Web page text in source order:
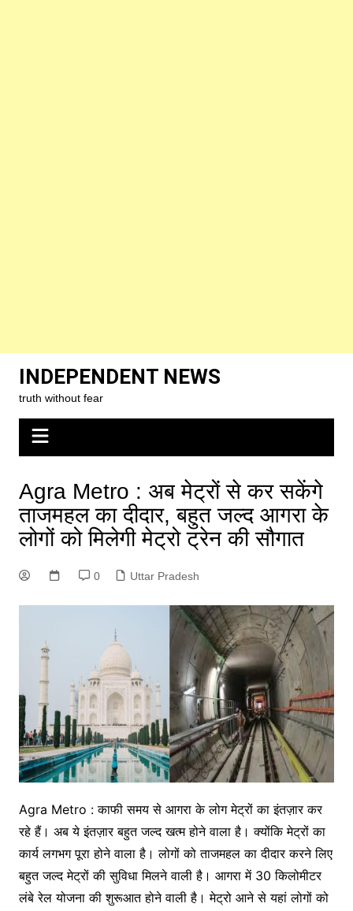
content
INDEPENDENT NEWS
truth without fear
Agra Metro : अब मेट्रों से कर सकेंगे
ताजमहल का दीदार, बहुत जल्द आगरा के
लोगों को मिलेगी मेट्रो ट्रेन की सौगात
0 Uttar Pradesh
Agra Metro : काफी समय से आगरा के लोग मेट्रों का इंतज़ार कर
रहे हैं। अब ये इंतज़ार बहुत जल्द खत्म होने वाला है। क्योंकि मेट्रों का
कार्य लगभग पूरा होने वाला है। लोगों को ताजमहल का दीदार करने लिए
बहुत जल्द मेट्रों की सुविधा मिलने वाली है। आगरा में 30 किलोमीटर
लंबे रेल योजना की शुरूआत होने वाली है। मेट्रो आने से यहां लोगों को